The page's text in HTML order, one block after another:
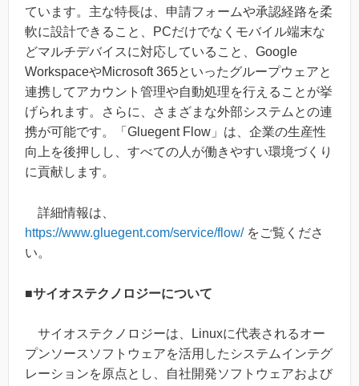
ています。主な特長は、申請フォームや承認経路を柔
軟に設計できること、PCだけでなくモバイル端末な
どマルチデバイスに対応していること、Google
WorkspaceやMicrosoft 365といったグループウェアと
連携してアカウント管理や自動処理を行えることが挙
げられます。さらに、さまざまな外部システムとの連
携が可能です。「Gluegent Flow」は、企業の生産性
向上を後押しし、すべての人が働きやすい環境づくり
に貢献します。
詳細情報は、
https://www.gluegent.com/service/flow/をご覧くださ
い。
■サイオステクノロジーについて
サイオステクノロジーは、Linuxに代表されるオー
プンソースソフトウェアを活用したシステムインテグ
レーションを原点とし、自社開発ソフトウェアおよび